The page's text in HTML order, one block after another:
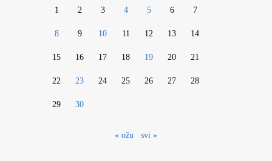
1 2 3 4 5 6 7
8 9 10 11 12 13 14
15 16 17 18 19 20 21
22 23 24 25 26 27 28
29 30
« ožu svi »